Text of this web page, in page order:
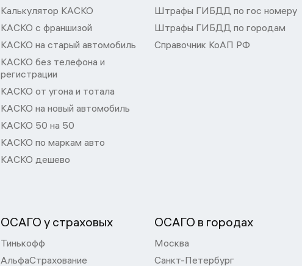
Калькулятор КАСКО
КАСКО с франшизой
КАСКО на старый автомобиль
КАСКО без телефона и
регистрации
КАСКО от угона и тотала
КАСКО на новый автомобиль
КАСКО 50 на 50
КАСКО по маркам авто
КАСКО дешево
Штрафы ГИБДД по гос номеру
Штрафы ГИБДД по городам
Справочник КоАП РФ
ОСАГО у страховых
Тинькофф
АльфаСтрахование
ОСАГО в городах
Москва
Санкт-Петербург